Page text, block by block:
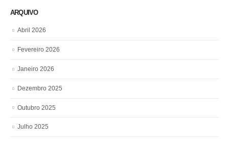
ARQUIVO
Abril 2026
Fevereiro 2026
Janeiro 2026
Dezembro 2025
Outubro 2025
Julho 2025